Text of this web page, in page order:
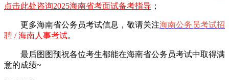
点击此处咨询2025海南省考面试备考指导 ；
更多海南省公务员考试信息，敬请关注海南公务员考试招
聘 /海南人事考试。
最后图图预祝各位考生都能在海南省公务员考试中取得满
意的成绩~